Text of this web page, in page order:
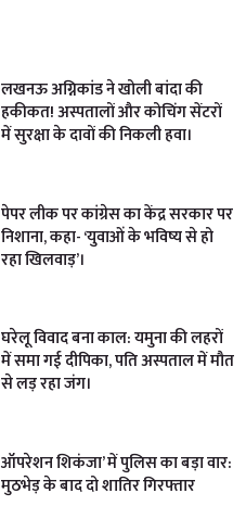
लखनऊ अग्निकांड ने खोली बांदा की
हकीकत! अस्पतालों और कोचिंग सेंटरों
में सुरक्षा के दावों की निकली हवा।
पेपर लीक पर कांग्रेस का केंद्र सरकार पर
निशाना, कहा- ‘युवाओं के भविष्य से हो
रहा खिलवाड़’।
घरेलू विवाद बना काल: यमुना की लहरों
में समा गई दीपिका, पति अस्पताल में मौत
से लड़ रहा जंग।
ऑपरेशन शिकंजा’ में पुलिस का बड़ा वार:
मुठभेड़ के बाद दो शातिर गिरफ्तार